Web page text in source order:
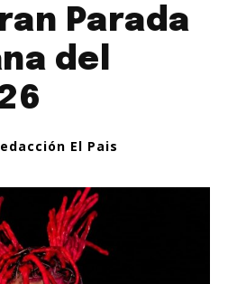
Parada
del
El Pais